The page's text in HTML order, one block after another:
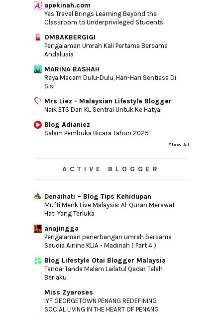
► 2014(46)
2013(154)
► 2012 (76)
►2011(10)
apekinah.com
Yes Travel Brings Learning Beyond the
Classroom to Underprivileged Students
OMBAKBERGIGI
Pengalaman Umrah Kali Pertama Bersama
Andalusia
MARINA BASHAH
Raya Macam Dulu-Dulu, Hari-Hari Sentiasa Di
Sisi
Mrs Liez - Malaysian Lifestyle Blogger
Naik ETS Dari KL Sentral Untuk Ke Hatyai
Blog Adianiez
Salam Pembuka Bicara Tahun 2025
Show All
ACTIVE BLOGGER
Denaihati – Blog Tips Kehidupan
Mufti Menk Live Malaysia: Al-Quran Merawat
Hati Yang Terluka
anajingga
Pengalaman penerbangan umrah bersama
Saudia Airline KLIA - Madinah ( Part 4 )
Blog Lifestyle Otai Blogger Malaysia
Tanda-Tanda Malam Lailatul Qadar Telah
Berlaku
Miss Zyaroses
IYF GEORGETOWN PENANG REDEFINING
SOCIAL LIVING IN THE HEART OF PENANG